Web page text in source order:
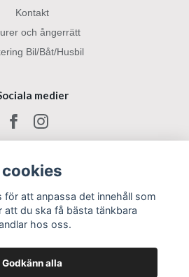
Kontakt
och ångerrätt
Bil/Båt/Husbil
medier
för att anpassa det innehåll som
du ska få bästa tänkbara
hos oss.
Godkänn alla